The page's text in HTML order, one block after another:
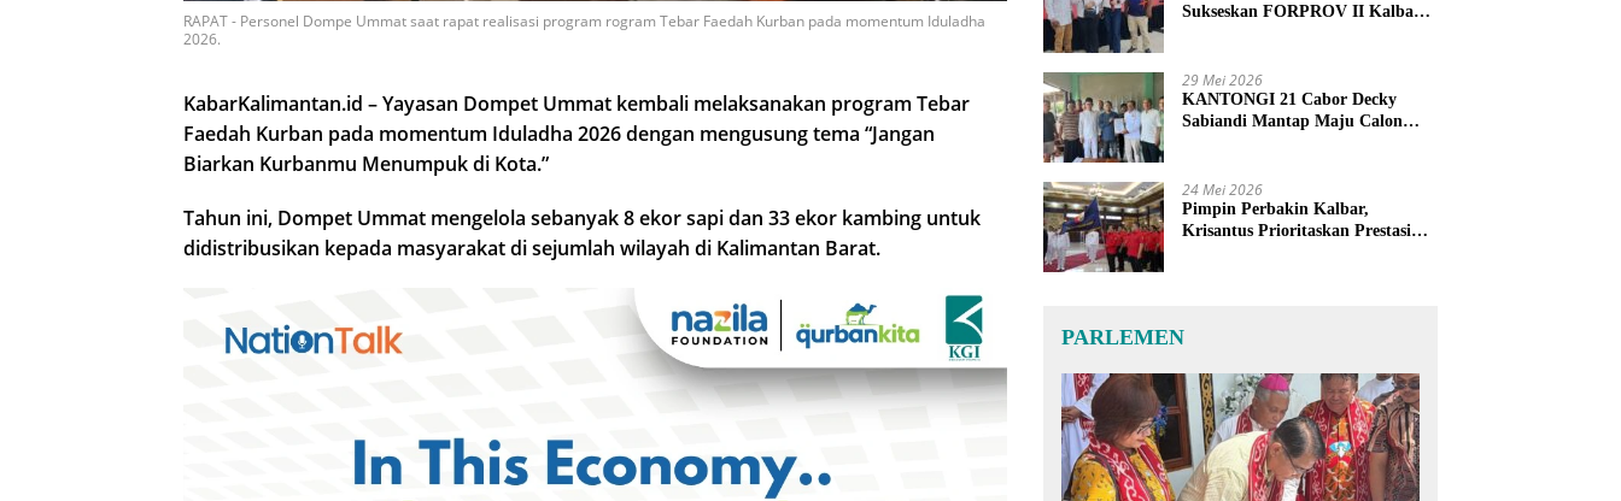
RAPAT - Personel Dompe Ummat saat rapat realisasi program rogram Tebar Faedah Kurban pada momentum Iduladha
2026.
KabarKalimantan.id – Yayasan Dompet Ummat kembali melaksanakan program Tebar
Faedah Kurban pada momentum Iduladha 2026 dengan mengusung tema “Jangan
Biarkan Kurbanmu Menumpuk di Kota.”
Tahun ini, Dompet Ummat mengelola sebanyak 8 ekor sapi dan 33 ekor kambing untuk
didistribusikan kepada masyarakat di sejumlah wilayah di Kalimantan Barat.
Sukseskan FORPROV II Kalbar
29 Mei 2026
KANTONGI 21 Cabor Decky
Sabiandi Mantap Maju Calon
24 Mei 2026
Pimpin Perbakin Kalbar,
Krisantus Prioritaskan Prestasi
PARLEMEN